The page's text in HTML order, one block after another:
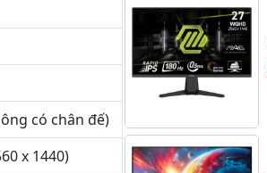
có chân đế)
x 1440)